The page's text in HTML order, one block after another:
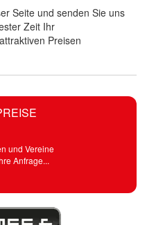
und Vereine
Anfrage...
Seite und senden Sie uns
Zeit Ihr
Preisen